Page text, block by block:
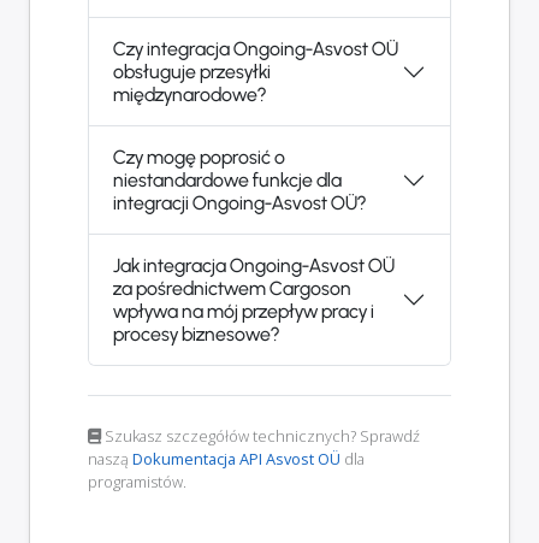
Czy integracja Ongoing-Asvost OÜ
obsługuje przesyłki
międzynarodowe?
Czy mogę poprosić o
niestandardowe funkcje dla
integracji Ongoing-Asvost OÜ?
Jak integracja Ongoing-Asvost OÜ
za pośrednictwem Cargoson
wpływa na mój przepływ pracy i
procesy biznesowe?
Szukasz szczegółów technicznych? Sprawdź
naszą Dokumentacja API Asvost OÜ dla
programistów.